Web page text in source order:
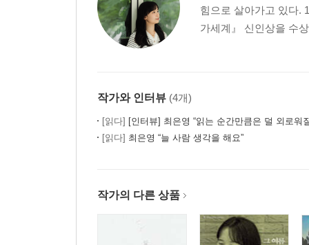
힘으로 살아가고 있다.
가세계』 신인상을 수
작가와 인터뷰 (4개)
[읽다] [인터뷰] 최은영 “읽는 순간만큼은 덜 외로워
[읽다] 최은영 “늘 사람 생각을 해요”
작가의 다른 상품